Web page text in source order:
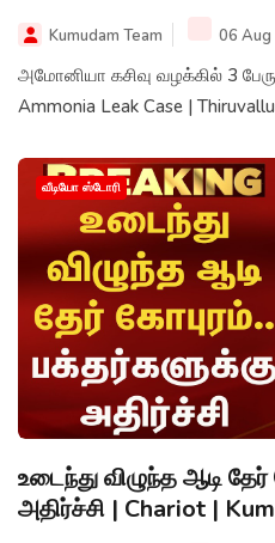
Kumudam Team 06 Aug
அமோனியா கசிவு வழக்கில் 3
Ammonia Leak Case |
வீடியோ ஸ்டோரி
உடைந்து விழுந்த ஆடி
அதிர்ச்சி | Chariot |